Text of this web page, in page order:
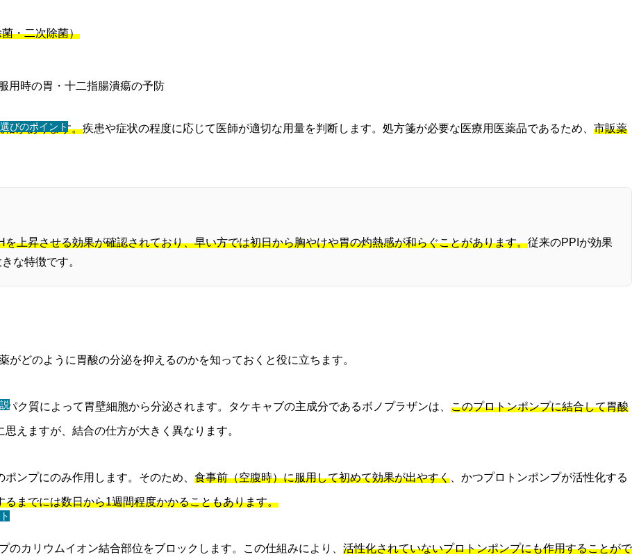
びのポイント
・二次除菌）
用時の胃・十二指腸潰瘍の予防
格があります。疾患や症状の程度に応じて医師が適切な用量を判断します。処方箋が必要な医療用医薬品であるため、 市販薬
を上昇させる効果が確認されており、早い方では初日から胸やけや胃の灼熱感が和らぐことがあります。従来のPPIが効果
な特徴です。
どのように胃酸の分泌を抑えるのかを知っておくと役に立ちます。
ク質によって胃壁細胞から分泌されます。タケキャブの主成分であるボノプラザンは、 このプロトンポンプに結合して胃酸
えますが、結合の仕方が大きく異なります。
ンプにのみ作用します。そのため、 食事前（空腹時）に服用して初めて効果が出やすく 、かつプロトンポンプが活性化する
るまでには数日から1週間程度かかることもあります。
カリウムイオン結合部位をブロックします。この仕組みにより、 活性化されていないプロトンポンプにも作用することがで